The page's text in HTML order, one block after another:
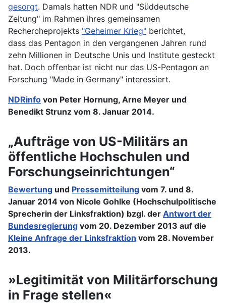
gesorgt. Damals hatten NDR und "Süddeutsche
Zeitung" im Rahmen ihres gemeinsamen
Rechercheprojekts "Geheimer Krieg" berichtet,
dass das Pentagon in den vergangenen Jahren rund
zehn Millionen in Deutsche Unis und Institute gesteckt
hat. Doch offenbar ist nicht nur das US-Pentagon an
Forschung "Made in Germany" interessiert.
NDRinfo von Peter Hornung, Arne Meyer und
Benedikt Strunz vom 8. Januar 2014.
„Aufträge von US-Militärs an
öffentliche Hochschulen und
Forschungseinrichtungen“
Bewertung und Pressemitteilung vom 7. und 8.
Januar 2014 von Nicole Gohlke (Hochschulpolitische
Sprecherin der Linksfraktion) bzgl. der Antwort der
Bundesregierung vom 20. Dezember 2013 auf die
Kleine Anfrage der Linksfraktion vom 28. November
2013.
»Legitimität von Militärforschung
in Frage stellen«